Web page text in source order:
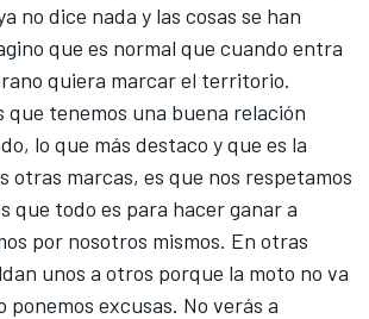
no dice nada y las cosas se han
que es normal que cuando entra
quiera marcar el territorio.
que tenemos una buena relación
lo que más destaco y que es la
otras marcas, es que nos respetamos
que todo es para hacer ganar a
por nosotros mismos. En otras
unos a otros porque la moto no va
ponemos excusas. No verás a